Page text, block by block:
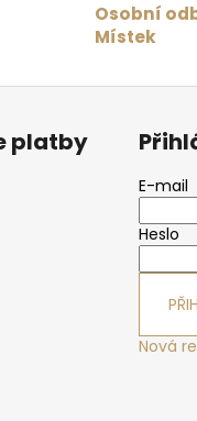
Osobní
Místek
platby
E-mail
Heslo
Nová